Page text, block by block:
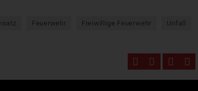
Feuerwehr Freiwillige Feuerwehr Unfall